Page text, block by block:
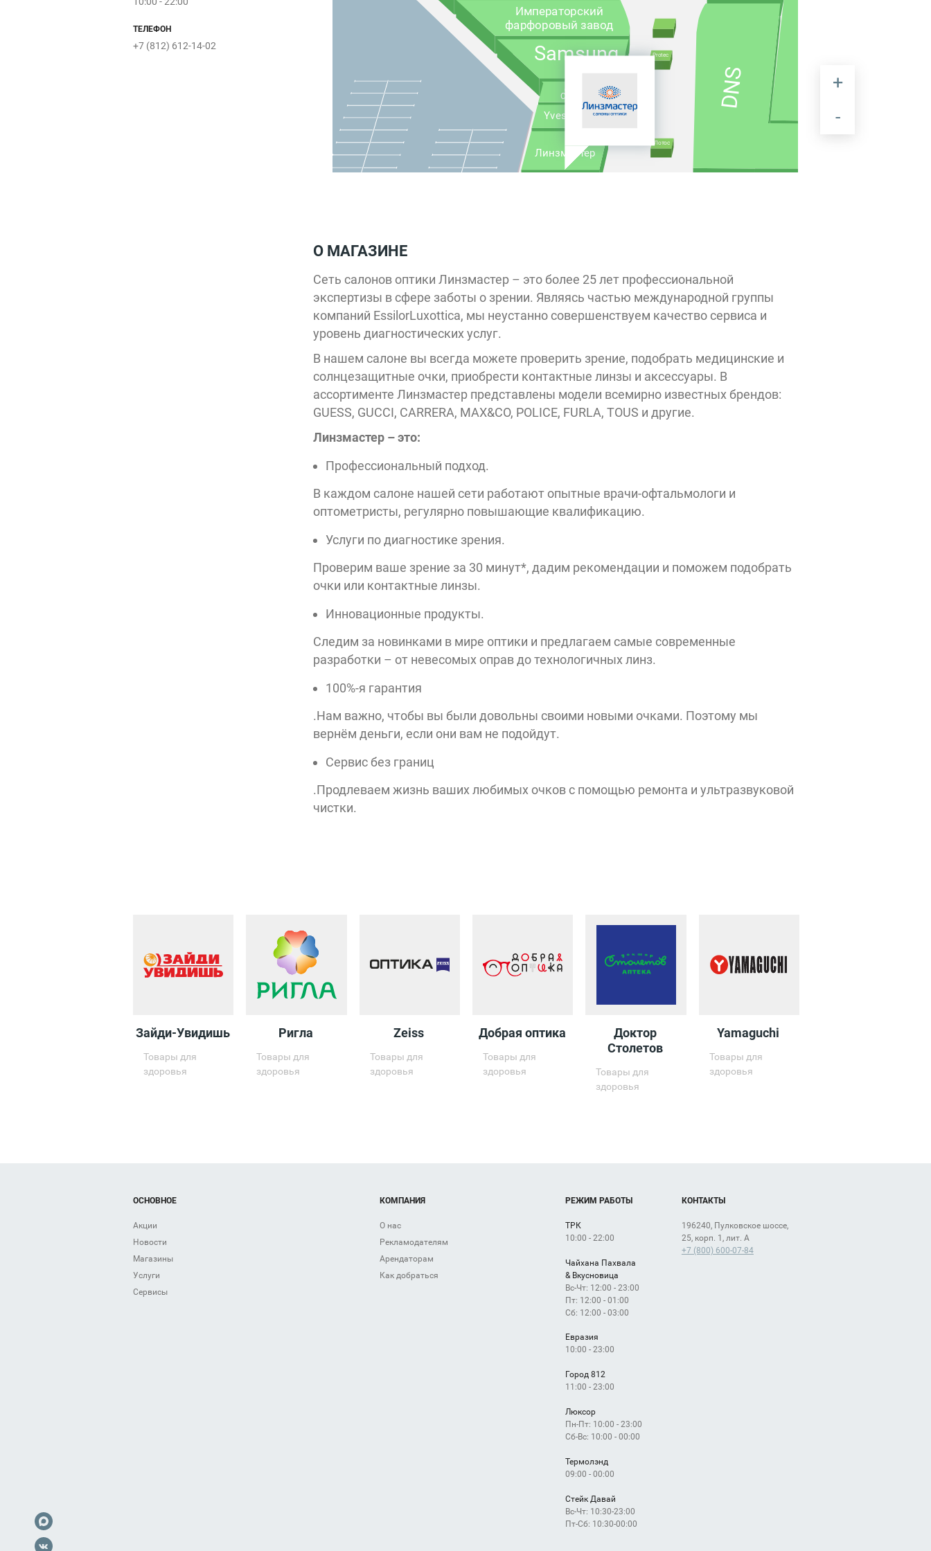
ТЕЛЕФОН
+7 (812) 612-14-02
Вход 2
Открыт
DNS
Линзмастер
Yves Rocher
Столетов
Samsung
Императорский
фарфоровый завод
Protec
Лотос
О МАГАЗИНЕ
Сеть салонов оптики Линзмастер – это более 25 лет профессиональной
экспертизы в сфере заботы о зрении. Являясь частью международной группы
компаний EssilorLuxottica, мы неустанно совершенствуем качество сервиса и
уровень диагностических услуг.
В нашем салоне вы всегда можете проверить зрение, подобрать медицинские и
солнцезащитные очки, приобрести контактные линзы и аксессуары. В
ассортименте Линзмастер представлены модели всемирно известных брендов:
GUESS, GUCCI, CARRERA, MAX&CO, POLICE, FURLA, TOUS и другие.
Линзмастер – это:
Профессиональный подход.
В каждом салоне нашей сети работают опытные врачи-офтальмологи и
оптометристы, регулярно повышающие квалификацию.
Услуги по диагностике зрения.
Проверим ваше зрение за 30 минут*, дадим рекомендации и поможем подобрать
очки или контактные линзы.
Инновационные продукты.
Следим за новинками в мире оптики и предлагаем самые современные
разработки – от невесомых оправ до технологичных линз.
100%-я гарантия
.Нам важно, чтобы вы были довольны своими новыми очками. Поэтому мы
вернём деньги, если они вам не подойдут.
Сервис без границ
.Продлеваем жизнь ваших любимых очков с помощью ремонта и ультразвуковой
чистки.
Зайди-Увидишь
Товары для
здоровья
Ригла
Товары для
здоровья
Zeiss
Товары для
здоровья
Добрая оптика
Товары для
здоровья
Доктор
Столетов
Товары для
здоровья
Yamaguchi
Товары для
здоровья
ОСНОВНОЕ
Акции
Новости
Магазины
Услуги
Сервисы
КОМПАНИЯ
О нас
Рекламодателям
Арендаторам
Как добраться
РЕЖИМ РАБОТЫ
ТРК
10:00 - 22:00
Чайхана Пахвала
& Вкусновица
Вс-Чт: 12:00 - 23:00
Пт: 12:00 - 01:00
Сб: 12:00 - 03:00
Евразия
10:00 - 23:00
Город 812
11:00 - 23:00
Люксор
Пн-Пт: 10:00 - 23:00
Сб-Вс: 10:00 - 00:00
Термолэнд
09:00 - 00:00
Стейк Давай
Вс-Чт: 10:30-23:00
Пт-Сб: 10:30-00:00
КОНТАКТЫ
196240, Пулковское шоссе,
25, корп. 1, лит. А
+7 (800) 600-07-84